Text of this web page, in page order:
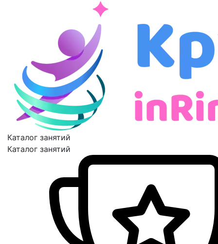
Каталог занятий
Каталог занятий